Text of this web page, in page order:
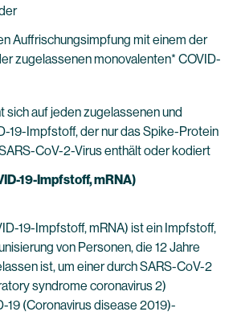
Auffrischungsimpfung mit einem der
zugelassenen monovalenten* COVID-
sich auf jeden zugelassenen und
19-Impfstoff, der nur das Spike-Protein
CoV-2-Virus enthält oder kodiert
19-Impfstoff, mRNA)
19-Impfstoff, mRNA) ist ein Impfstoff,
von Personen, die 12 Jahre
ist, um einer durch SARS-CoV-2
syndrome coronavirus 2)
19 (Coronavirus disease 2019)-